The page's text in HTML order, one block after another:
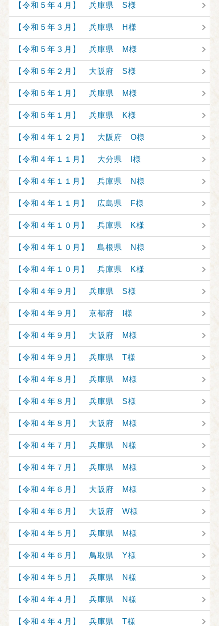
【令和５年４月】 兵庫県 S様
【令和５年３月】 兵庫県 H様
【令和５年３月】 兵庫県 M様
【令和５年２月】 大阪府 S様
【令和５年１月】 兵庫県 M様
【令和５年１月】 兵庫県 K様
【令和４年１２月】 大阪府 O様
【令和４年１１月】 大分県 I様
【令和４年１１月】 兵庫県 N様
【令和４年１１月】 広島県 F様
【令和４年１０月】 兵庫県 K様
【令和４年１０月】 島根県 N様
【令和４年１０月】 兵庫県 K様
【令和４年９月】 兵庫県 S様
【令和４年９月】 京都府 I様
【令和４年９月】 大阪府 M様
【令和４年９月】 兵庫県 T様
【令和４年８月】 兵庫県 M様
【令和４年８月】 兵庫県 S様
【令和４年８月】 大阪府 M様
【令和４年７月】 兵庫県 N様
【令和４年７月】 兵庫県 M様
【令和４年６月】 大阪府 M様
【令和４年６月】 大阪府 W様
【令和４年５月】 兵庫県 M様
【令和４年６月】 鳥取県 Y様
【令和４年５月】 兵庫県 N様
【令和４年４月】 兵庫県 N様
【令和４年４月】 兵庫県 T様